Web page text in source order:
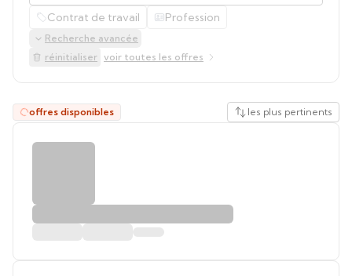
Contrat de travail Profession
Recherche avancée
réinitialiser voir toutes les offres
offres disponibles les plus pertinents